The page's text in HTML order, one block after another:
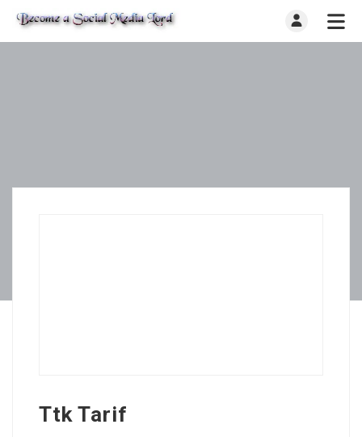
Ttk Tarif